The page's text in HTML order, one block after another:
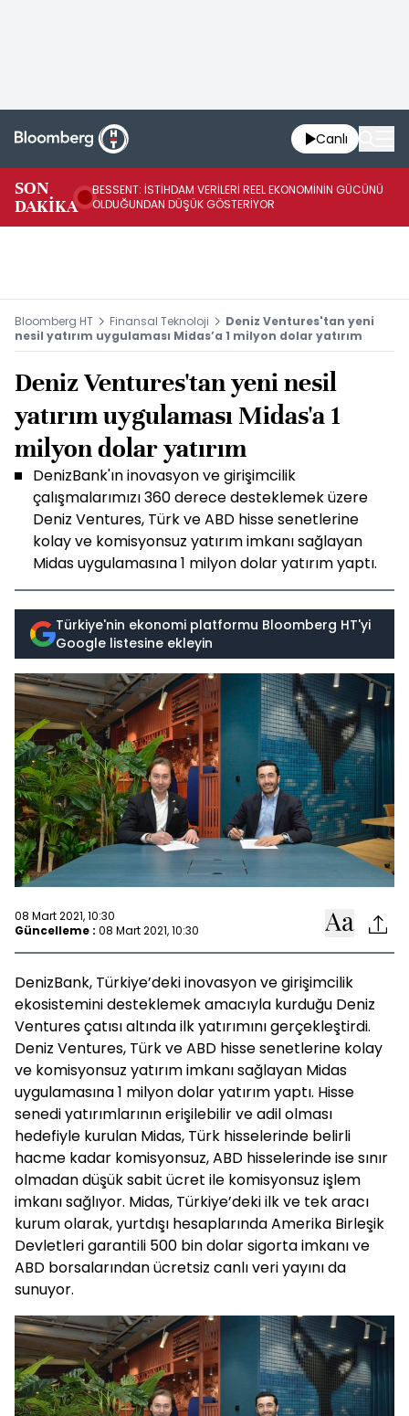
Canlı
SON
DAKİKA
BESSENT: İSTİHDAM VERİLERİ REEL EKONOMİNİN GÜCÜNÜ
OLDUĞUNDAN DÜŞÜK GÖSTERİYOR
Bloomberg HT Finansal Teknoloji
Deniz Ventures'tan yeni
nesil yatırım uygulaması Midas’a 1 milyon dolar yatırım
Deniz Ventures'tan yeni nesil
yatırım uygulaması Midas'a 1
milyon dolar yatırım
DenizBank'ın inovasyon ve girişimcilik
çalışmalarımızı 360 derece desteklemek üzere
Deniz Ventures, Türk ve ABD hisse senetlerine
kolay ve komisyonsuz yatırım imkanı sağlayan
Midas uygulamasına 1 milyon dolar yatırım yaptı.
Türkiye'nin ekonomi platformu Bloomberg HT'yi
Google listesine ekleyin
08 Mart 2021, 10:30
Güncelleme : 08 Mart 2021, 10:30
DenizBank, Türkiye’deki inovasyon ve girişimcilik
ekosistemini desteklemek amacıyla kurduğu Deniz
Ventures çatısı altında ilk yatırımını gerçekleştirdi.
Deniz Ventures, Türk ve ABD hisse senetlerine kolay
ve komisyonsuz yatırım imkanı sağlayan Midas
uygulamasına 1 milyon dolar yatırım yaptı. Hisse
senedi yatırımlarının erişilebilir ve adil olması
hedefiyle kurulan Midas, Türk hisselerinde belirli
hacme kadar komisyonsuz, ABD hisselerinde ise sınır
olmadan düşük sabit ücret ile komisyonsuz işlem
imkanı sağlıyor. Midas, Türkiye’deki ilk ve tek aracı
kurum olarak, yurtdışı hesaplarında Amerika Birleşik
Devletleri garantili 500 bin dolar sigorta imkanı ve
ABD borsalarından ücretsiz canlı veri yayını da
sunuyor.